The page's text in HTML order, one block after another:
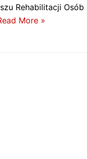
Rehabilitacji
More »